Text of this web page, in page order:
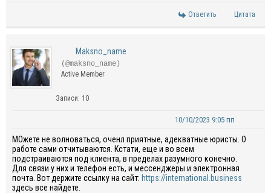
Ответить Цитата
Maksno_name
(@maksno_name)
Active Member
Записи: 10
10/10/2023 9:05 пп
МОжете не волноваться, оченл приятные, адекватные юристы. О
работе сами отчитываются. Кстати, еще и во всем
подстраиваются под клиента, в пределах разумного конечно.
Для связи у них и телефон есть, и мессенджеры и электронная
почта. Вот держите ссылку на сайт: https://international.business
здесь все найдете.